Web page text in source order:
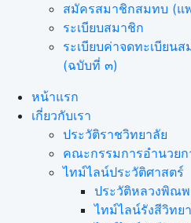
สมัครสมาชิกสมทบ (แ
ระเบียบสมาชิก
ระเบียบค่าจดทะเบียน
(ฉบับที่ ๓)
หน้าแรก
เกี่ยวกับเรา
ประวัติราชวิทยาลัย
คณะกรรมการอำนวยก
ไทม์ไลน์ประวัติศาสตร์
ประวัติหลวงพิณ
ไทม์ไลน์รังสีวิทย